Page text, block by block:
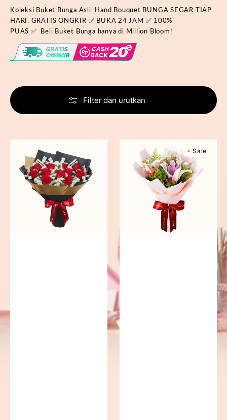
Koleksi Buket Bunga Asli. Hand Bouquet BUNGA SEGAR TIAP
HARI. GRATIS ONGKIR ✅ BUKA 24 JAM ✅ 100%
PUAS ✅ Beli Buket Bunga hanya di Million Bloom!
Filter dan urutkan
Snow
Romance
Sale